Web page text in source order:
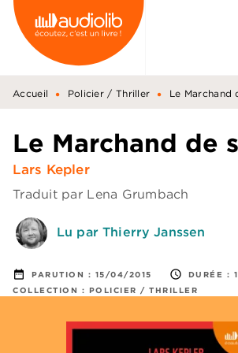
MENU RECHERCHE
PIED DE PAGE
Accueil • Policier / Thriller • Le Marchand
Le Marchand de
Lars Kepler
Traduit par Lena Grumbach
Lu par Thierry Janssen
date_range PARUTION : 15/04/2015 access_time DURÉE :
COLLECTION : POLICIER / THRILLER